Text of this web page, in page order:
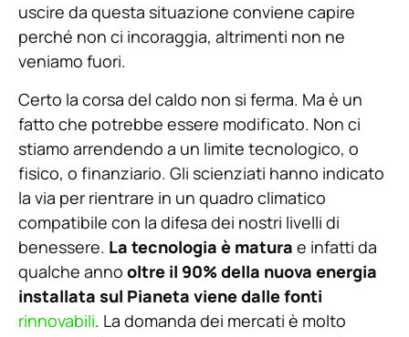
uscire da questa situazione conviene capire
perché non ci incoraggia, altrimenti non ne
veniamo fuori.
Certo la corsa del caldo non si ferma. Ma è un
fatto che potrebbe essere modificato. Non ci
stiamo arrendendo a un limite tecnologico, o
fisico, o finanziario. Gli scienziati hanno indicato
la via per rientrare in un quadro climatico
compatibile con la difesa dei nostri livelli di
benessere. La tecnologia è matura e infatti da
qualche anno oltre il 90% della nuova energia
installata sul Pianeta viene dalle fonti
rinnovabili. La domanda dei mercati è molto